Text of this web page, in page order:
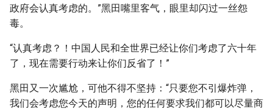
政府会认真考虑的。”黑田嘴里客气，眼里却闪过一丝怨
毒。
“认真考虑？！中国人民和全世界已经让你们考虑了六十年
了，现在需要行动来让你们反省了！”
黑田又一次尴尬，可他不得不坚持：“只要您不引爆炸弹，
我们会考虑您今天的声明，您的任何要求我们都可以尽量商